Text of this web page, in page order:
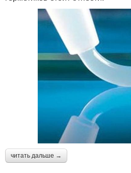
читать дальше →